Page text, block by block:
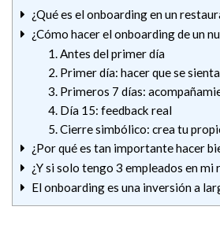
¿Qué es el onboarding en un
¿Cómo hacer el onboarding de un
1. Antes del primer día
2. Primer día: hacer que se
3. Primeros 7 días:
4. Día 15: feedback real
5. Cierre simbólico: crea tu
¿Por qué es tan importante hacer
¿Y si solo tengo 3 empleados en mi
El onboarding es una inversión a